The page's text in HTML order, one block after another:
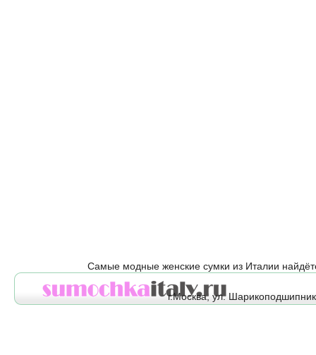
Самые модные женские сумки из Италии
г.Москва, ул.